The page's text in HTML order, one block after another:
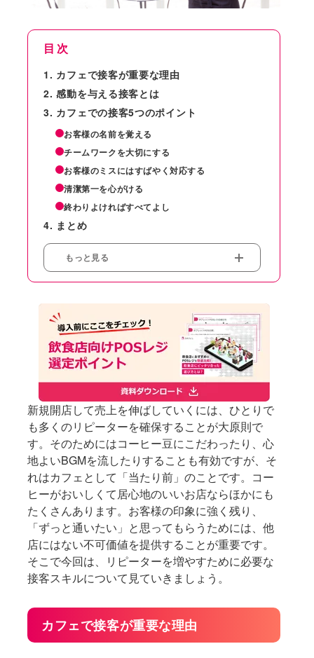
目次
カフェで接客が重要な理由
感動を与える接客とは
カフェでの接客5つのポイント
お客様の名前を覚える
チームワークを大切にする
お客様のミスにはすばやく対応する
清潔第一を心がける
終わりよければすべてよし
まとめ
もっと見る
新規開店して売上を伸ばしていくには、ひとりで
も多くのリピーターを確保することが大原則で
す。そのためにはコーヒー豆にこだわったり、心
地よいBGMを流したりすることも有効ですが、そ
れはカフェとして「当たり前」のことです。コー
ヒーがおいしくて居心地のいいお店ならほかにも
たくさんあります。お客様の印象に強く残り、
「ずっと通いたい」と思ってもらうためには、他
店にはない不可価値を提供することが重要です。
そこで今回は、リピーターを増やすために必要な
接客スキルについて見ていきましょう。
カフェで接客が重要な理由